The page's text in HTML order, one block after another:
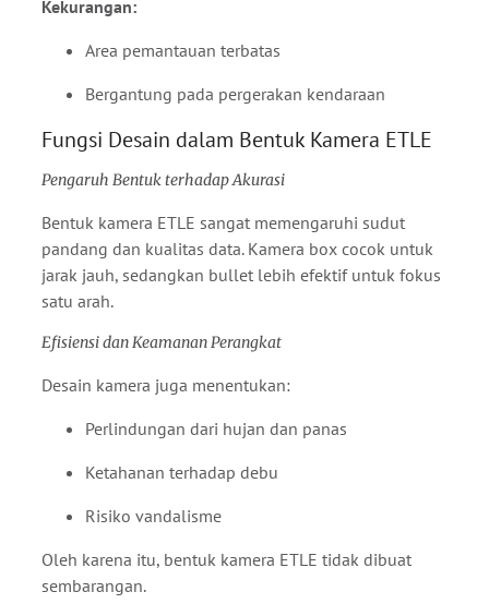
Kekurangan:
Area pemantauan terbatas
Bergantung pada pergerakan kendaraan
Fungsi Desain dalam Bentuk Kamera ETLE
Pengaruh Bentuk terhadap Akurasi
Bentuk kamera ETLE sangat memengaruhi sudut
pandang dan kualitas data. Kamera box cocok untuk
jarak jauh, sedangkan bullet lebih efektif untuk fokus
satu arah.
Efisiensi dan Keamanan Perangkat
Desain kamera juga menentukan:
Perlindungan dari hujan dan panas
Ketahanan terhadap debu
Risiko vandalisme
Oleh karena itu, bentuk kamera ETLE tidak dibuat
sembarangan.